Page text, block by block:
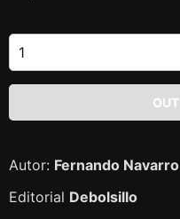
Autor: Fernando Navarro
Editorial Debolsillo